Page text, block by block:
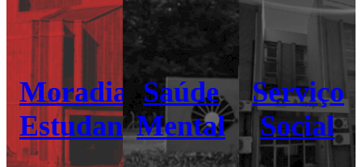
Moradia
Estudantil
Saúde
Mental
Serviço
Social